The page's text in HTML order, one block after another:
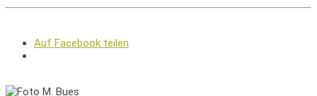
Auf Facebook teilen